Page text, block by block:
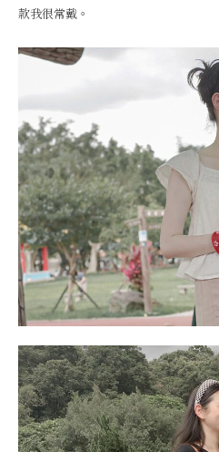
款我很常戴。